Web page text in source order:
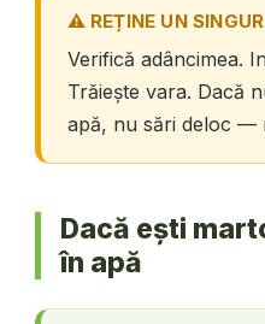
⚠️ REȚINE UN
Verifică adâncimea.
Trăiește vara. Dacă
apă, nu sări deloc —
Dacă ești
în apă